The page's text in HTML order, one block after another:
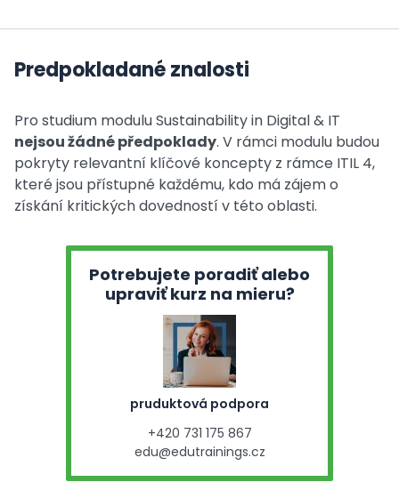
Predpokladané znalosti
Pro studium modulu Sustainability in Digital & IT
nejsou žádné předpoklady. V rámci modulu budou
pokryty relevantní klíčové koncepty z rámce ITIL 4,
které jsou přístupné každému, kdo má zájem o
získání kritických dovedností v této oblasti.
Potrebujete poradiť alebo
upraviť kurz na mieru?
pruduktová podpora
+420 731 175 867
edu@edutrainings.cz